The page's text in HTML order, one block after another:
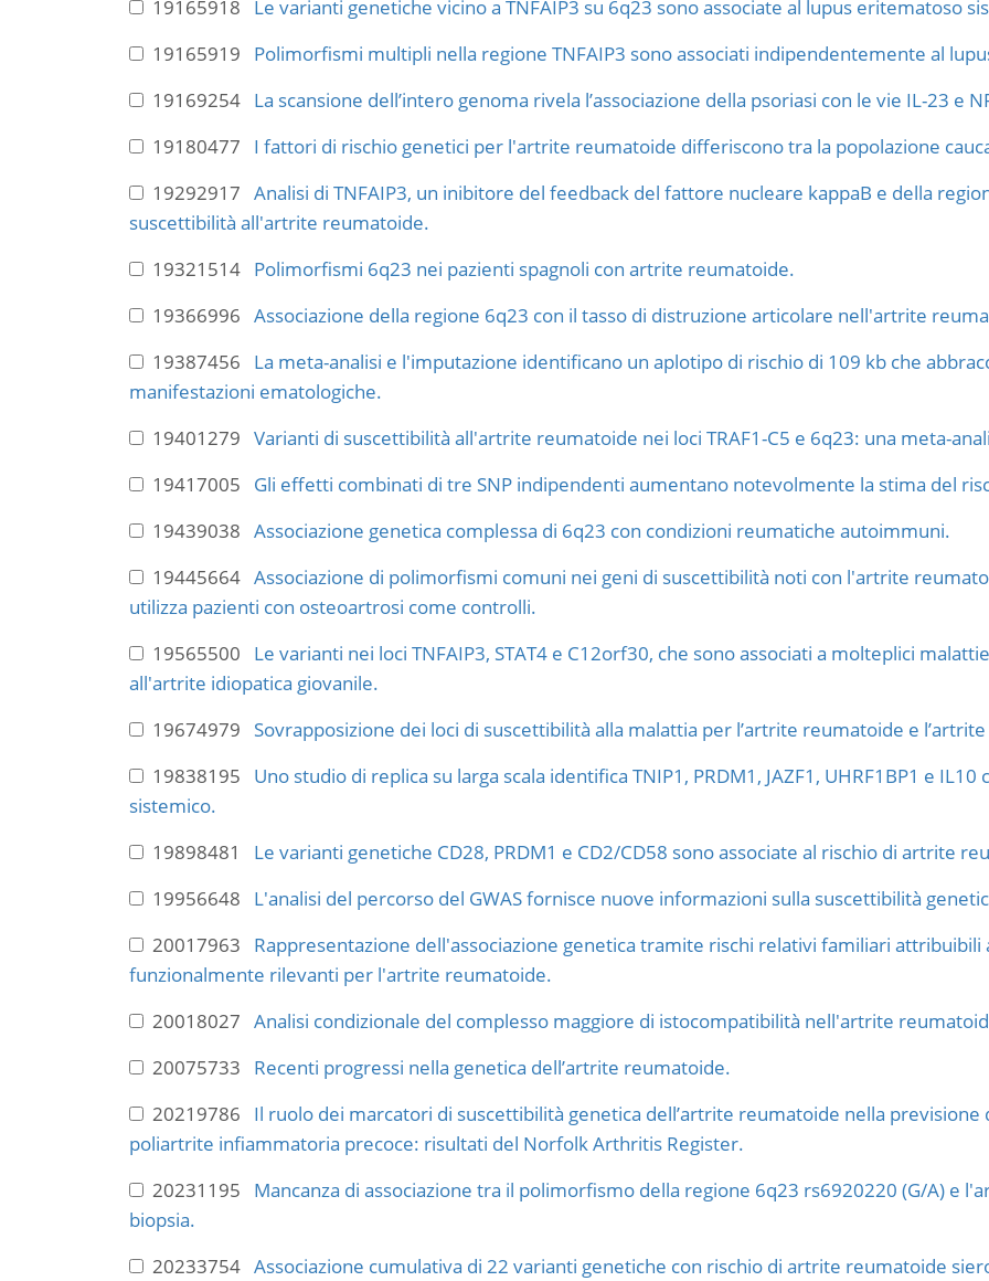
19165918 Le varianti genetiche vicino a TNFAIP3 su 6q23 sono associate al lupus eritematoso
19165919 Polimorfismi multipli nella regione TNFAIP3 sono associati indipendentemente al
19169254 La scansione dell’intero genoma rivela l’associazione della psoriasi con le vie IL-23 e
19180477 I fattori di rischio genetici per l'artrite reumatoide differiscono tra la popolazione
19292917 Analisi di TNFAIP3, un inibitore del feedback del fattore nucleare kappaB e della
suscettibilità all'artrite reumatoide.
19321514 Polimorfismi 6q23 nei pazienti spagnoli con artrite reumatoide.
19366996 Associazione della regione 6q23 con il tasso di distruzione articolare nell'artrite
19387456 La meta-analisi e l'imputazione identificano un aplotipo di rischio di 109 kb che
manifestazioni ematologiche.
19401279 Varianti di suscettibilità all'artrite reumatoide nei loci TRAF1-C5 e 6q23: una meta-
19417005 Gli effetti combinati di tre SNP indipendenti aumentano notevolmente la stima del
19439038 Associazione genetica complessa di 6q23 con condizioni reumatiche autoimmuni.
19445664 Associazione di polimorfismi comuni nei geni di suscettibilità noti con l'artrite
utilizza pazienti con osteoartrosi come controlli.
19565500 Le varianti nei loci TNFAIP3, STAT4 e C12orf30, che sono associati a molteplici
all'artrite idiopatica giovanile.
19674979 Sovrapposizione dei loci di suscettibilità alla malattia per l’artrite reumatoide e
19838195 Uno studio di replica su larga scala identifica TNIP1, PRDM1, JAZF1, UHRF1BP1 e
sistemico.
19898481 Le varianti genetiche CD28, PRDM1 e CD2/CD58 sono associate al rischio di artrite
19956648 L'analisi del percorso del GWAS fornisce nuove informazioni sulla suscettibilità
20017963 Rappresentazione dell'associazione genetica tramite rischi relativi familiari
funzionalmente rilevanti per l'artrite reumatoide.
20018027 Analisi condizionale del complesso maggiore di istocompatibilità nell'artrite
20075733 Recenti progressi nella genetica dell’artrite reumatoide.
20219786 Il ruolo dei marcatori di suscettibilità genetica dell’artrite reumatoide nella
poliartrite infiammatoria precoce: risultati del Norfolk Arthritis Register.
20231195 Mancanza di associazione tra il polimorfismo della regione 6q23 rs6920220 (G/A) e
biopsia.
20233754 Associazione cumulativa di 22 varianti genetiche con rischio di artrite reumatoide